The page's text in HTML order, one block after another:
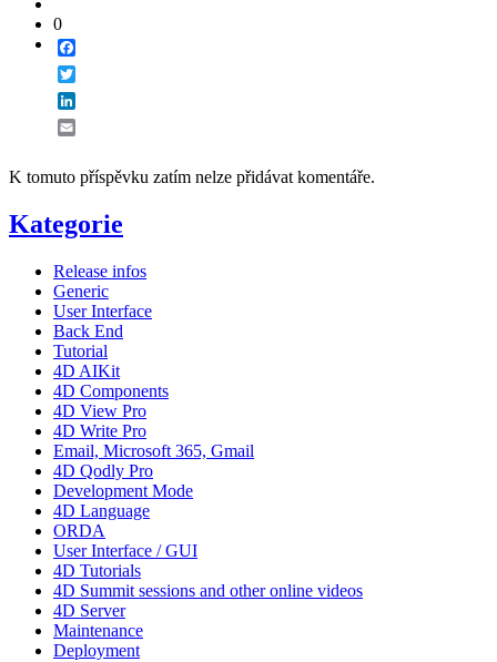
0
K tomuto příspěvku zatím nelze přidávat komentáře.
Kategorie
Release infos
Generic
User Interface
Back End
Tutorial
4D AIKit
4D Components
4D View Pro
4D Write Pro
Email, Microsoft 365, Gmail
4D Qodly Pro
Development Mode
4D Language
ORDA
User Interface / GUI
4D Tutorials
4D Summit sessions and other online videos
4D Server
Maintenance
Deployment